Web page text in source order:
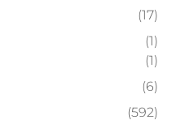
(17)
(1)
(1)
(6)
(592)